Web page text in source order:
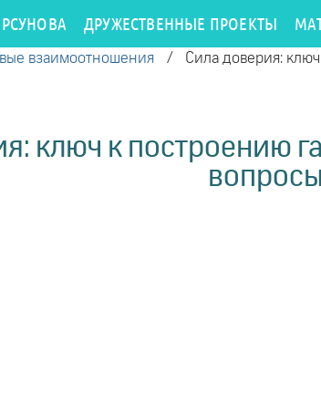
ДРУЖЕСТВЕННЫЕ ПРОЕКТЫ
взаимоотношения / Сила доверия:
ключ к построению